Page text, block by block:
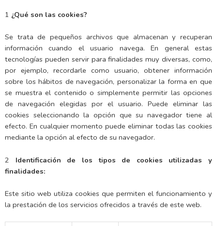
1 ¿Qué son las cookies?
Se trata de pequeños archivos que almacenan y recuperan
información cuando el usuario navega. En general estas
tecnologías pueden servir para finalidades muy diversas, como,
por ejemplo, recordarle como usuario, obtener información
sobre los hábitos de navegación, personalizar la forma en que
se muestra el contenido o simplemente permitir las opciones
de navegación elegidas por el usuario. Puede eliminar las
cookies seleccionando la opción que su navegador tiene al
efecto. En cualquier momento puede eliminar todas las cookies
mediante la opción al efecto de su navegador.
2 Identificación de los tipos de cookies utilizadas y
finalidades:
Este sitio web utiliza cookies que permiten el funcionamiento y
la prestación de los servicios ofrecidos a través de este web.